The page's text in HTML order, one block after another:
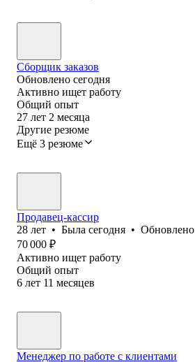
Сборщик заказов
Обновлено сегодня
Активно ищет работу
Общий опыт
27 лет 2 месяца
Другие резюме
Ещё 3 резюме
Продавец-кассир
28 лет • Была сегодня • Обновлено
70 000 ₽
Активно ищет работу
Общий опыт
6 лет 11 месяцев
Менеджер по работе с клиентами